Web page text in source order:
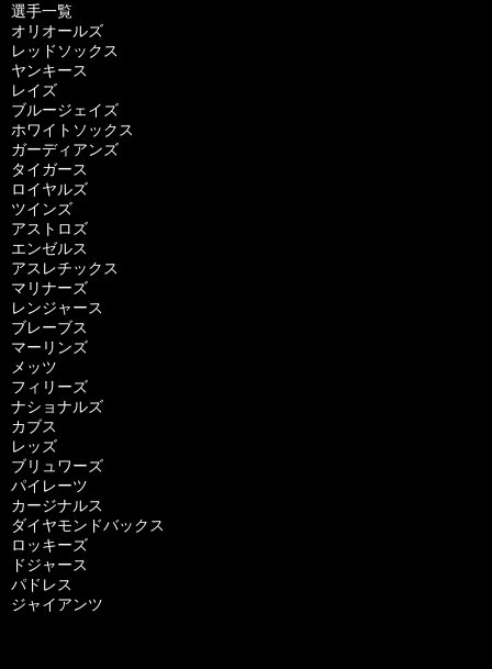
選手一覧
オリオールズ
レッドソックス
ヤンキース
レイズ
ブルージェイズ
ホワイトソックス
ガーディアンズ
タイガース
ロイヤルズ
ツインズ
アストロズ
エンゼルス
アスレチックス
マリナーズ
レンジャース
ブレーブス
マーリンズ
メッツ
フィリーズ
ナショナルズ
カブス
レッズ
ブリュワーズ
パイレーツ
カージナルス
ダイヤモンドバックス
ロッキーズ
ドジャース
パドレス
ジャイアンツ